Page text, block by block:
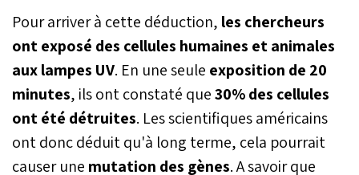
Pour arriver à cette déduction, les chercheurs
ont exposé des cellules humaines et animales
aux lampes UV. En une seule exposition de 20
minutes, ils ont constaté que30% des cellules
ont été détruites. Les scientifiques américains
ont donc déduit qu'à long terme, cela pourrait
causer une mutation des gènes. A savoir que